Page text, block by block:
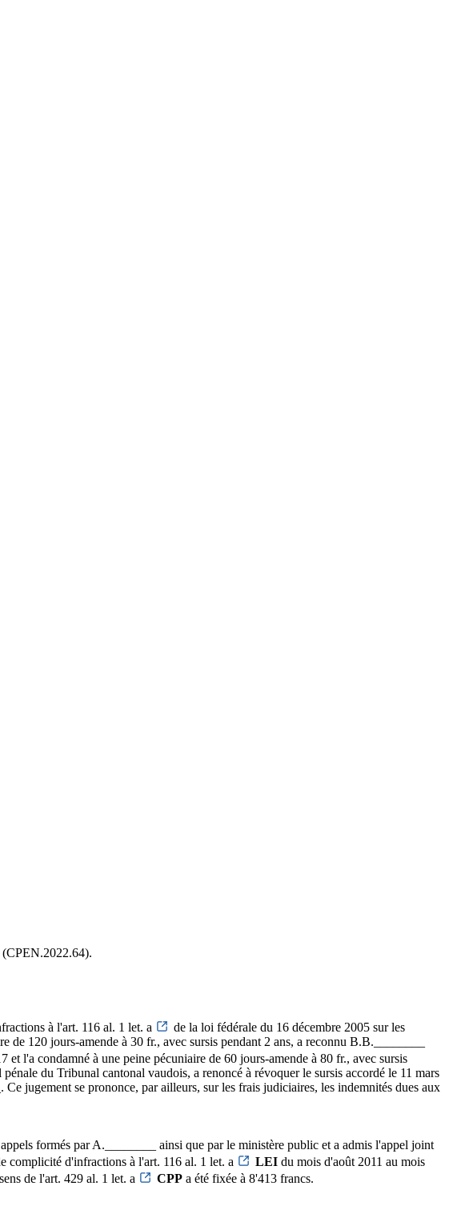
(CPEN.2022.64).
à l'art. 116 al. 1 let. a
de la loi fédérale du 16 décembre 2005 sur les
120 jours-amende à 30 fr., avec sursis pendant 2 ans, a reconnu B.B.________
et l'a condamné à une peine pécuniaire de 60 jours-amende à 80 fr., avec sursis
du Tribunal cantonal vaudois, a renoncé à révoquer le sursis accordé le 11 mars
jugement se prononce, par ailleurs, sur les frais judiciaires, les indemnités dues aux
formés par A.________ ainsi que par le ministère public et a admis l'appel joint
complicité d'infractions à l'art. 116 al. 1 let. a
LEI du mois d'août 2011 au mois
de l'art. 429 al. 1 let. a
CPP a été fixée à 8'413 francs.